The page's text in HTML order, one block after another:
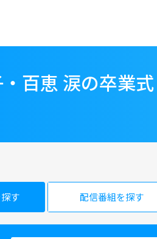
百恵 涙の卒業
す 配信番組を探す